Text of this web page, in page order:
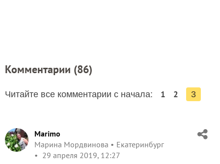
Комментарии (86)
Читайте все комментарии с начала: 1 2 3
Marimo
Марина Мордвинова
Екатеринбург
29 апреля 2019, 12:27